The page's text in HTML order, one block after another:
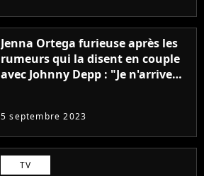
Jenna Ortega furieuse après les
rumeurs qui la disent en couple
avec Johnny Depp : "Je n'arrive
5 septembre 2023
TV